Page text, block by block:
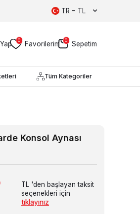
TR − TL
0 Favorilerim 0 Sepetim
Tüm Kategoriler
Konsol Aynası
TL 'den başlayan taksit
seçenekleri için
tıklayınız